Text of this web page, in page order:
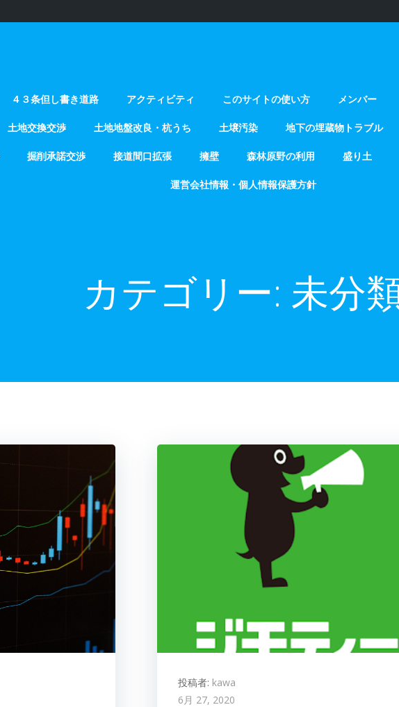
４３条但し書き道路 アクティビティ このサイトの使い方 メンバー
土地交換交渉 土地地盤改良・杭うち 土壌汚染 地下の埋蔵物トラブル
掘削承諾交渉 接道間口拡張 擁壁 森林原野の利用 盛り土
運営会社情報・個人情報保護方針
カテゴリー: 未分
投稿者: kawa
6月 27, 2020